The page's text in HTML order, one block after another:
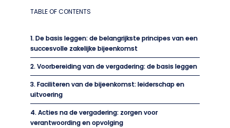
TABLE OF CONTENTS
1. De basis leggen: de belangrijkste principes van een
succesvolle zakelijke bijeenkomst
2. Voorbereiding van de vergadering: de basis leggen
3. Faciliteren van de bijeenkomst: leiderschap en
uitvoering
4. Acties na de vergadering: zorgen voor
verantwoording en opvolging